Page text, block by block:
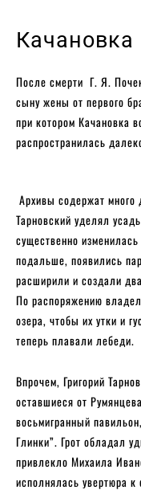
Качановка
После смерти Г. Я.
сыну жены от первого
при котором Качановка
распространилась
Архивы содержат много
Тарновский уделял
существенно
подальше, появились
расширили и создали
По распоряжению
озера, чтобы их утки и
теперь плавали лебеди.
Впрочем, Григорий
оставшиеся от
восьмигранный
Глинки”. Грот обладал
привлекло Михаила
исполнялась увертюра к